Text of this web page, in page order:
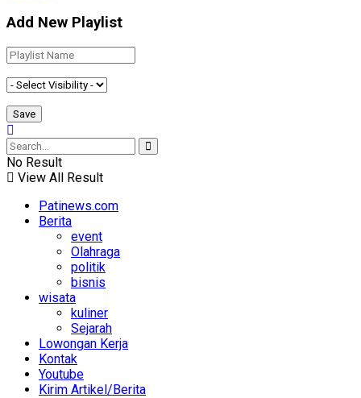
Add New Playlist
No Result
View All Result
Patinews.com
Berita
event
Olahraga
politik
bisnis
wisata
kuliner
Sejarah
Lowongan Kerja
Kontak
Youtube
Kirim Artikel/Berita